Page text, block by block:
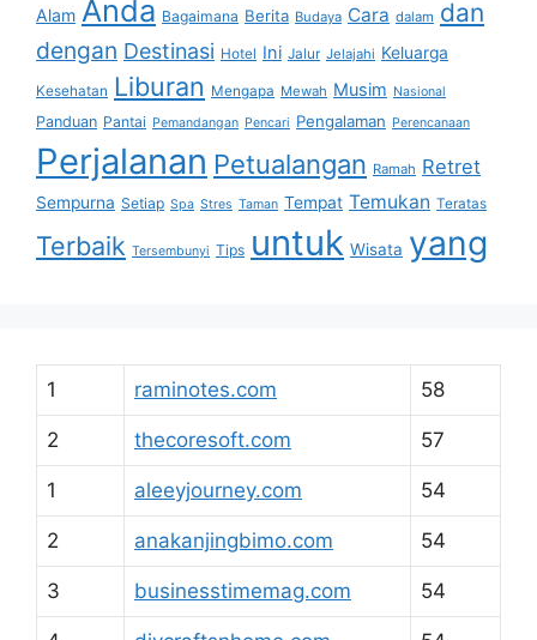
Alam Anda Bagaimana Berita Budaya Cara dalam dan
dengan Destinasi Hotel Ini Jalur Jelajahi Keluarga
Kesehatan Liburan Mengapa Mewah Musim Nasional
Panduan Pantai Pemandangan Pencari Pengalaman Perencanaan
Perjalanan Petualangan Ramah Retret
Sempurna Setiap Spa Stres Taman Tempat Temukan Teratas
Terbaik Tersembunyi Tips untuk Wisata yang
1 raminotes.com 58
2 thecoresoft.com 57
1 aleeyjourney.com 54
2 anakanjingbimo.com 54
3 businesstimemag.com 54